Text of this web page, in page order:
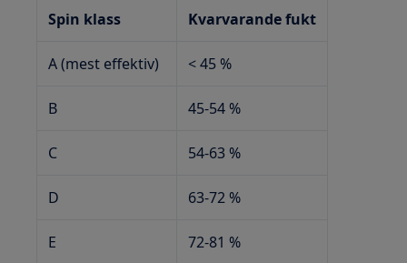
Spin klass Kvarvarande fukt
A (mest effektiv) < 45 %
B 45-54 %
C 54-63 %
D 63-72 %
E 72-81 %